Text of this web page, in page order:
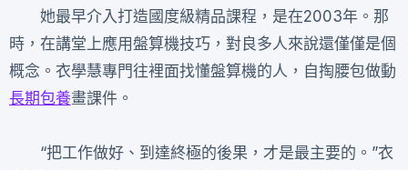
她最早介入打造國度級精品課程，是在2003年。那
時，在講堂上應用盤算機技巧，對良多人來說還僅僅是個
概念。衣學慧專門往裡面找懂盤算機的人，自掏腰包做動
長期包養畫課件。
“把工作做好、到達終極的後果，才是最主要的。”衣